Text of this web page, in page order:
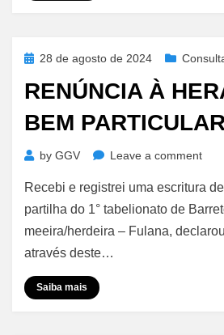
Sem
Posted28 de agosto de 2024
RENÚNCIA À
BEM PARTICULAR
by GGV Leave a commenton
à
–
Recebi e registrei uma escritura
partilha do 1° tabelionato de
meeira/herdeira – Fulana,
através deste…
Saiba mais